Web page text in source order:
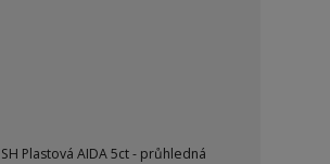
Plastová AIDA 5ct - průhledná